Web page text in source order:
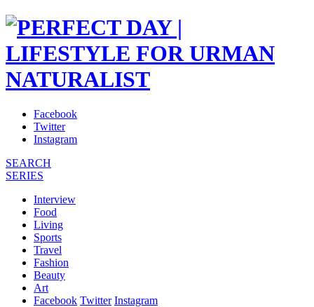
Facebook
Twitter
Instagram
SEARCH
SERIES
Interview
Food
Living
Sports
Travel
Fashion
Beauty
Art
Facebook Twitter Instagram